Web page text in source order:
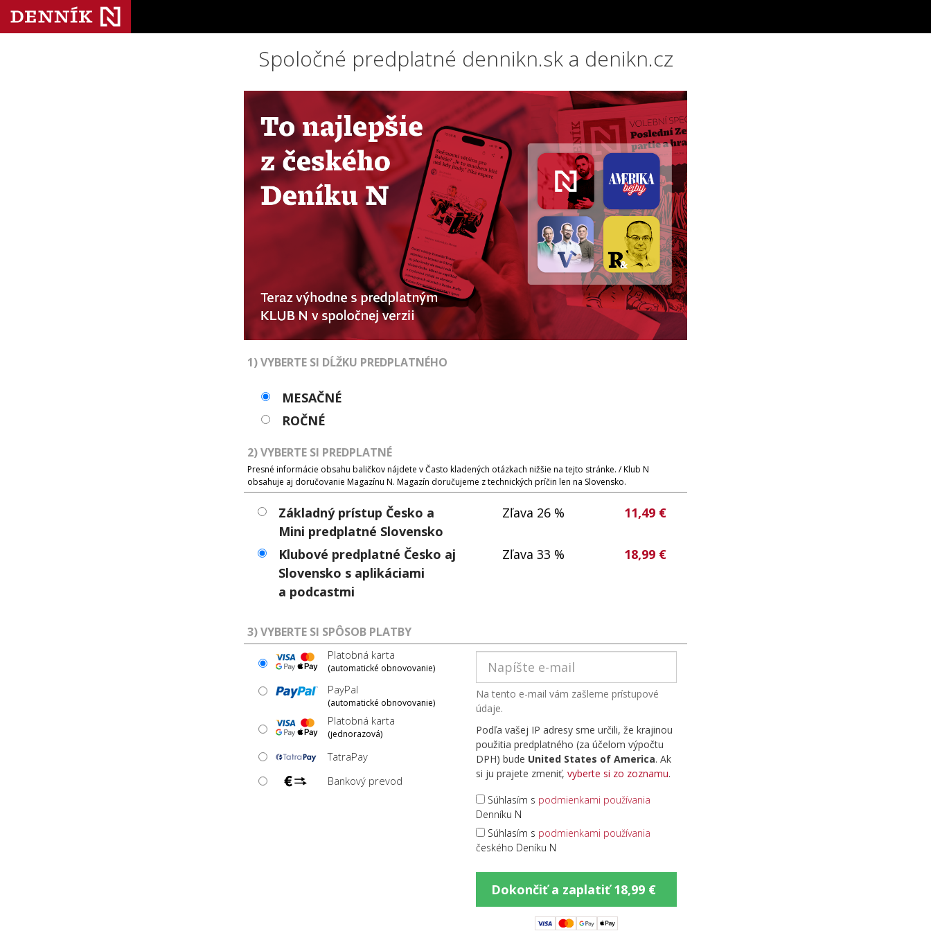
Spoločné predplatné dennikn.sk a denikn.cz
1) VYBERTE SI DĹŽKU PREDPLATNÉHO
MESAČNÉ
ROČNÉ
2) VYBERTE SI PREDPLATNÉ
Presné informácie obsahu baličkov nájdete v Často kladených otázkach nižšie na tejto stránke. / Klub N
obsahuje aj doručovanie Magazínu N. Magazín doručujeme z technických príčin len na Slovensko.
Základný prístup Česko a
Mini predplatné Slovensko
Zľava 26 % 11,49 €
Klubové predplatné Česko aj
Slovensko s aplikáciami
a podcastmi
Zľava 33 % 18,99 €
3) VYBERTE SI SPÔSOB PLATBY
Platobná karta
(automatické obnovovanie)
PayPal
(automatické obnovovanie)
Platobná karta
(jednorazová)
TatraPay
Bankový prevod
Na tento e-mail vám zašleme prístupové
údaje.
Podľa vašej IP adresy sme určili, že krajinou
použitia predplatného (za účelom výpočtu
DPH) bude United States of America. Ak
si ju prajete zmeniť, vyberte si zo zoznamu.
Súhlasím s podmienkami používania
Denníku N
Súhlasím s podmienkami používania
českého Deníku N
Dokončiť a zaplatiť 18,99 €